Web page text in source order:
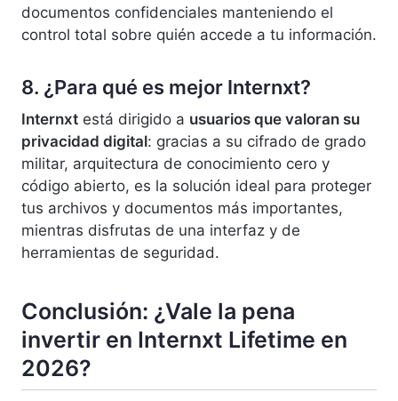
documentos confidenciales manteniendo el
control total sobre quién accede a tu información.
8. ¿Para qué es mejor Internxt?
Internxt está dirigido a usuarios que valoran su
privacidad digital: gracias a su cifrado de grado
militar, arquitectura de conocimiento cero y
código abierto, es la solución ideal para proteger
tus archivos y documentos más importantes,
mientras disfrutas de una interfaz y de
herramientas de seguridad.
Conclusión: ¿Vale la pena
invertir en Internxt Lifetime en
2026?